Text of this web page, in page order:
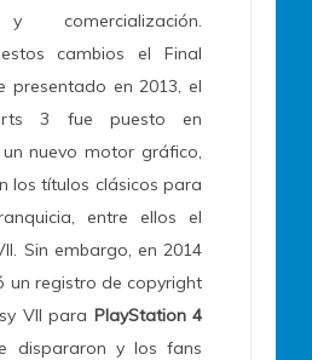
comercialización.
cambios el Final
presentado en 2013, el
3 fue puesto en
nuevo motor gráfico,
los títulos clásicos para
entre ellos el
Sin embargo, en 2014
un registro de copyright
VII para PlayStation 4
dispararon y los fans